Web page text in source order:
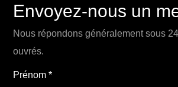
Envoyez-nous un
Nous répondons généralement sous
ouvrés.